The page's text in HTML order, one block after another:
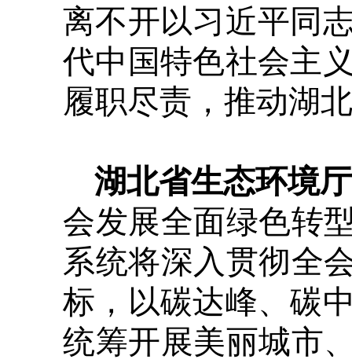
离不开以习近平同
代中国特色社会主
履职尽责，推动湖
湖北省生态环境
会发展全面绿色转
系统将深入贯彻全
标，以碳达峰、碳
统筹开展美丽城市